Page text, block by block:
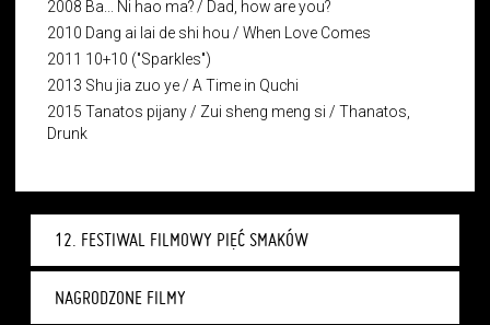
12. FESTIWAL FILMOWY PIĘĆ SMAKÓW
NAGRODZONE FILMY
2008 Ba... Ni hao ma? / Dad, how are you?
2010 Dang ai lai de shi hou / When Love Comes
2011 10+10 ("Sparkles")
2013 Shu jia zuo ye / A Time in Quchi
2015 Tanatos pijany / Zui sheng meng si / Thanatos,
Drunk